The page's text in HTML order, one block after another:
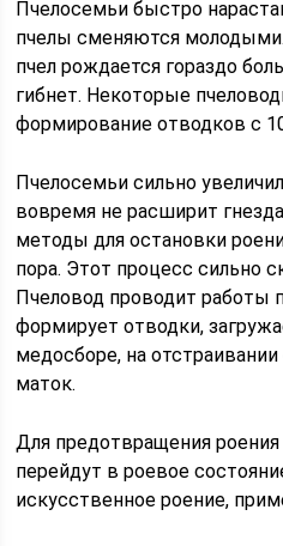
Пчелосемьи быстро
пчелы сменяются
пчел рождается гораздо
гибнет. Некоторые
формирование отводков с
Пчелосемьи сильно
вовремя не расширит
методы для остановки
пора. Этот процесс сильно
Пчеловод проводит работы
формирует отводки,
медосборе, на
маток.
Для предотвращения роения
перейдут в роевое
искусственное роение,